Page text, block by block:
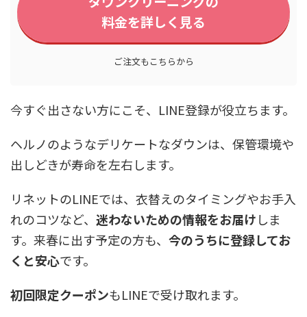
料金を詳しく見る
ご注文もこちらから
今すぐ出さない方にこそ、LINE登録が役立ちます。
ヘルノのようなデリケートなダウンは、保管環境や
出しどきが寿命を左右します。
リネットのLINEでは、衣替えのタイミングやお手入
れのコツなど、 迷わないための情報をお届けしま
す。来春に出す予定の方も、 今のうちに登録してお
くと安心です。
初回限定クーポンもLINEで受け取れます。